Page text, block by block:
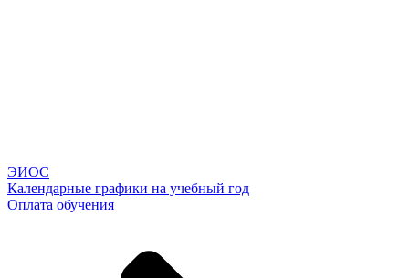
ЭИОС
Календарные графики на учебный год
Оплата обучения